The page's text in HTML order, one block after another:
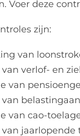
Voer deze
zijn:
van
verlof- en
van
van
van cao-
van jaarlopende